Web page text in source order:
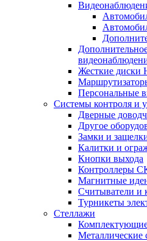
Жесткие диски
Персональные
Системы контроля и
Дверные
Другое
Замки и
Калитки и
Кнопки выхода
Контроллеры
Магнитные
Считыватели и
Турникеты
Стеллажи
Металлические